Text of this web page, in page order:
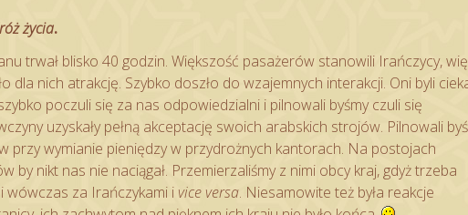
życia.
trwał blisko 40 godzin. Większość pasażerów stanowili Irańczycy,
dla nich atrakcję. Szybko doszło do wzajemnych interakcji. Oni byli
poczuli się za nas odpowiedzialni i pilnowali byśmy czuli się
uzyskały pełną akceptację swoich arabskich strojów. Pilnowali
przy wymianie pieniędzy w przydrożnych kantorach. Na postojach
by nikt nas nie naciągał. Przemierzaliśmy z nimi obcy kraj, gdyż trzeba
wówczas za Irańczykami i vice versa. Niesamowite też była reakcje